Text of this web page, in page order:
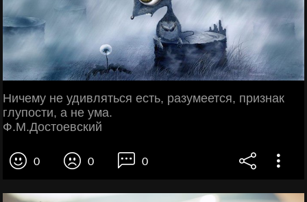
Ничему не удивляться есть, разумеется, признак
глупости, а не ума.
Ф.М.Достоевский
0 0 0